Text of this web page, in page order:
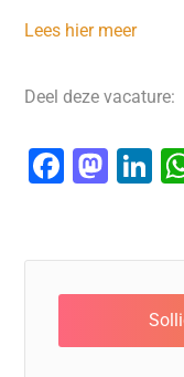
Lees hier meer
Deel deze vacature:
F
e
b
o
M
o
d
o
Li
e
dI
n